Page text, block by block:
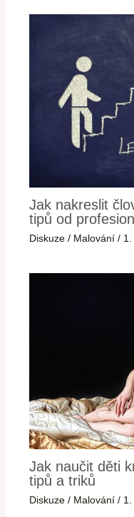
Jak nakreslit
tipů od
Diskuze / Malování /
Jak naučit děti
tipů a triků
Diskuze / Malování /